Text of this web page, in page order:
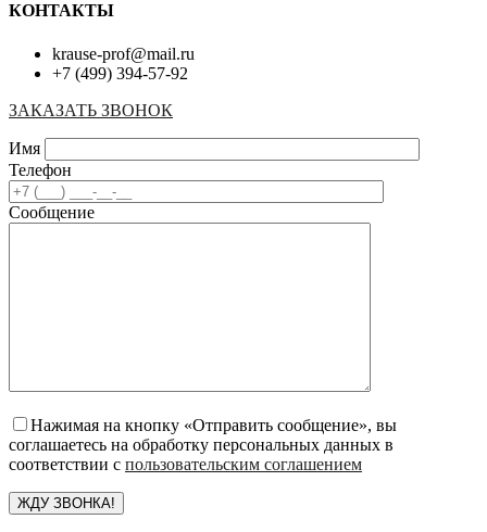
КОНТАКТЫ
krause-prof@mail.ru
+7 (499) 394-57-92
ЗАКАЗАТЬ ЗВОНОК
Имя
Телефон
Сообщение
Нажимая на кнопку «Отправить сообщение», вы
соглашаетесь на обработку персональных данных в
соответствии с пользовательским соглашением